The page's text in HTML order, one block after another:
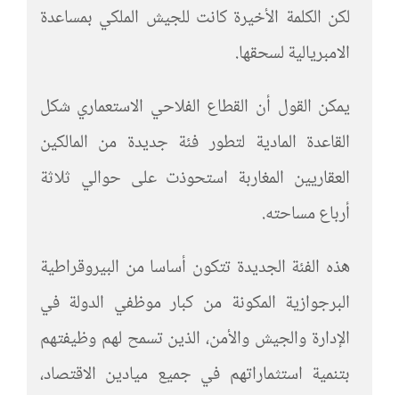
لكن الكلمة الأخيرة كانت للجيش الملكي بمساعدة
الامبريالية لسحقها.
يمكن القول أن القطاع الفلاحي الاستعماري شكل
القاعدة المادية لتطور فئة جديدة من المالكين
العقاريين المغاربة استحوذت على حوالي ثلاثة
أرباع مساحته.
هذه الفئة الجديدة تتكون أساسا من البيروقراطية
البرجوازية المكونة من كبار موظفي الدولة في
الإدارة والجيش والأمن، الذين تسمح لهم وظيفتهم
بتنمية استثماراتهم في جميع ميادين الاقتصاد،